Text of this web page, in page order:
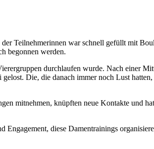
Teilnehmerinnen war schnell gefüllt mit
begonnen werden.
durchlaufen wurde. Nach einer
Die, die danach immer noch Lust
mitnehmen, knüpften neue Kontakte und
Engagement, diese Damentrainings